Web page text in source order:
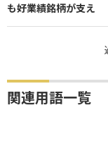
も好業績銘柄が支え
関連用語一覧